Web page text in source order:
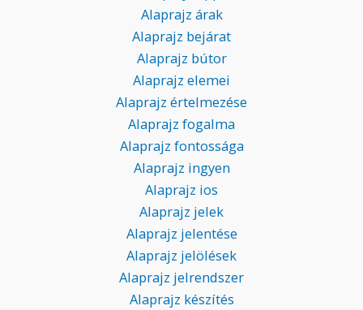
Alaprajz árak
Alaprajz bejárat
Alaprajz bútor
Alaprajz elemei
Alaprajz értelmezése
Alaprajz fogalma
Alaprajz fontossága
Alaprajz ingyen
Alaprajz ios
Alaprajz jelek
Alaprajz jelentése
Alaprajz jelölések
Alaprajz jelrendszer
Alaprajz készítés